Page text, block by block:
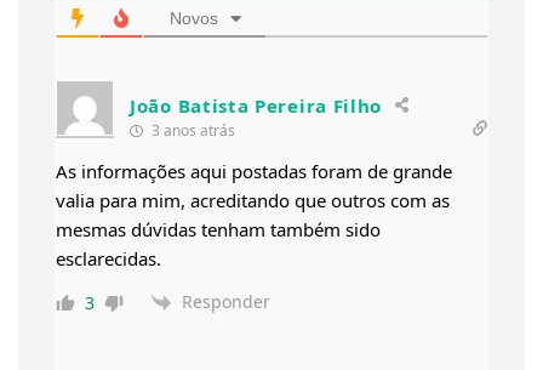
Novos
João Batista Pereira Filho
3 anos atrás
As informações aqui postadas foram de grande
valia para mim, acreditando que outros com as
mesmas dúvidas tenham também sido
esclarecidas.
3 Responder